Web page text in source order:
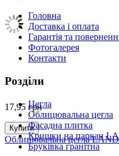
17,95 грн
Купити
Облицювальна цегла
Головна
Доставка і оплата
Гарантія та
Фотогалерея
Контакти
Розділи
Цегла
Облицювальна цегла
Фасадна плитка
Кришки на паркан
Бруківка гранітна